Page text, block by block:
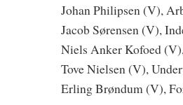
Johan Philipsen (V),
Jacob Sørensen (V),
Niels Anker Kofoed
Tove Nielsen (V),
Erling Brøndum (V),